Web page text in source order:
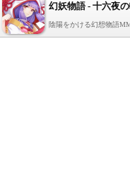
幻妖物語 - 十六夜
陰陽をかける幻想物語